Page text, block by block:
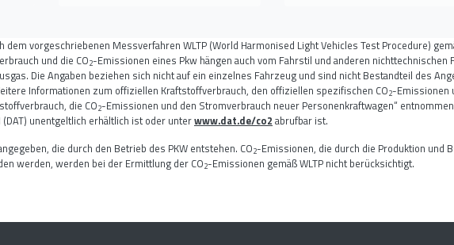
dem vorgeschriebenen Messverfahren WLTP (World Harmonised Light Vehicles Test Procedure)
und die CO2-Emissionen eines Pkw hängen auch vom Fahrstil und anderen nichttechnischen
Die Angaben beziehen sich nicht auf ein einzelnes Fahrzeug und sind nicht Bestandteil des
Informationen zum offiziellen Kraftstoffverbrauch, den offiziellen spezifischen CO2-Emissionen
die CO2-Emissionen und den Stromverbrauch neuer Personenkraftwagen“
unentgeltlich erhältlich ist oder unterwww.dat.de/co2 abrufbar ist.
die durch den Betrieb des PKW entstehen. CO2-Emissionen, die durch die Produktion und
werden, werden bei der Ermittlung der CO2-Emissionen gemäß WLTP nicht berücksichtigt.